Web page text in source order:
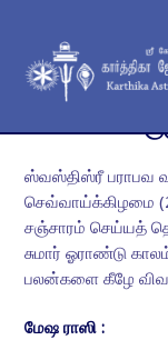
content
ஸ்வஸ்திஸ்ரீ பராபவ
செவ்வாய்க்கிழமை
சஞ்சாரம் செய்யத்
சுமார் ஓராண்டு
பலன்களை கீழே
மேஷ ராஸி :